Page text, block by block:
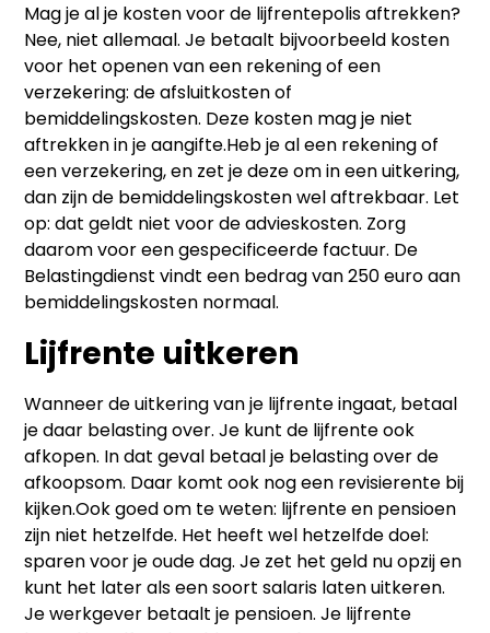
Mag je al je kosten voor de lijfrentepolis aftrekken?
Nee, niet allemaal. Je betaalt bijvoorbeeld kosten
voor het openen van een rekening of een
verzekering: de afsluitkosten of
bemiddelingskosten. Deze kosten mag je niet
aftrekken in je aangifte.Heb je al een rekening of
een verzekering, en zet je deze om in een uitkering,
dan zijn de bemiddelingskosten wel aftrekbaar. Let
op: dat geldt niet voor de advieskosten. Zorg
daarom voor een gespecificeerde factuur. De
Belastingdienst vindt een bedrag van 250 euro aan
bemiddelingskosten normaal.
Lijfrente uitkeren
Wanneer de uitkering van je lijfrente ingaat, betaal
je daar belasting over. Je kunt de lijfrente ook
afkopen. In dat geval betaal je belasting over de
afkoopsom. Daar komt ook nog een revisierente bij
kijken.Ook goed om te weten: lijfrente en pensioen
zijn niet hetzelfde. Het heeft wel hetzelfde doel:
sparen voor je oude dag. Je zet het geld nu opzij en
kunt het later als een soort salaris laten uitkeren.
Je werkgever betaalt je pensioen. Je lijfrente